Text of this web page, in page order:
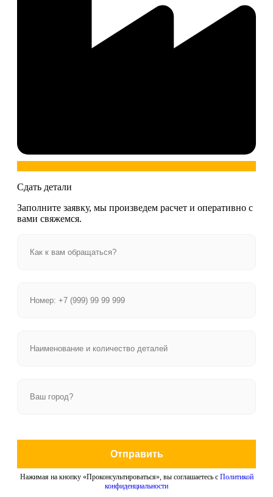
Сдать детали
Заполните заявку, мы произведем расчет и оперативно с
вами свяжемся.
Отправить
Нажимая на кнопку «Проконсультироваться», вы соглашаетесь с Политикой
конфиденциальности